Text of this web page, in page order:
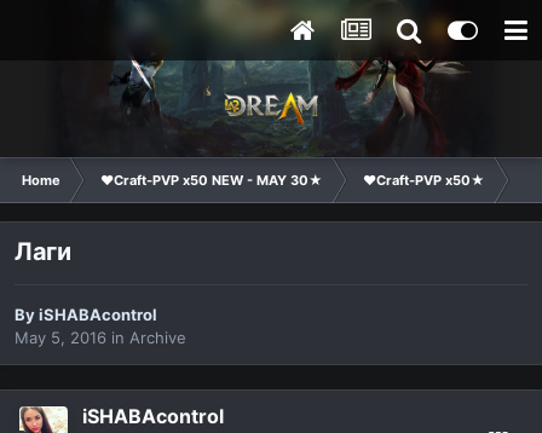
Home ❤Craft-PVP x50 NEW - MAY 30★ ❤Craft-PVP x50★
Лаги
ByiSHABAcontrol
May 5, 2016 in Archive
iSHABAcontrol